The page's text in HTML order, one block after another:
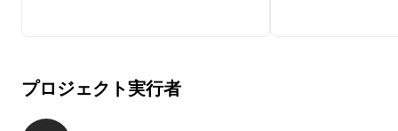
プロジェクト実行者